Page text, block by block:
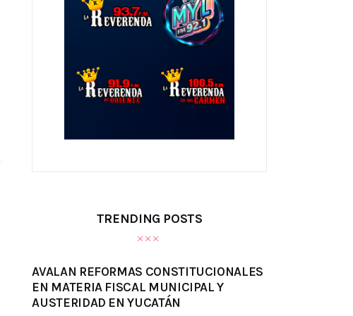
TRENDING POSTS
AVALAN REFORMAS CONSTITUCIONALES
EN MATERIA FISCAL MUNICIPAL Y
AUSTERIDAD EN YUCATÁN